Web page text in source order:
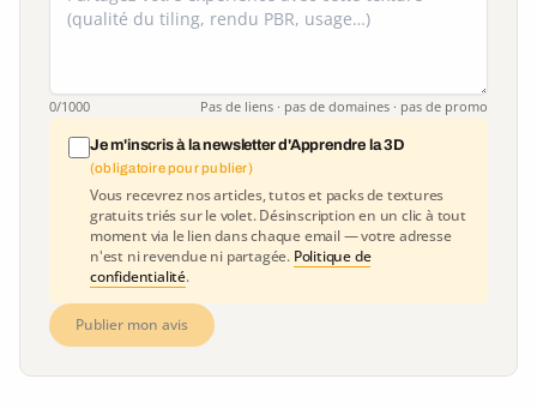
0/1000 Pas de liens · pas de domaines · pas de promo
Je m'inscris à la newsletter d'Apprendre la 3D
(obligatoire pour publier)
Vous recevrez nos articles, tutos et packs de textures
gratuits triés sur le volet. Désinscription en un clic à tout
moment via le lien dans chaque email — votre adresse
n'est ni revendue ni partagée. Politique de
confidentialité.
Publier mon avis